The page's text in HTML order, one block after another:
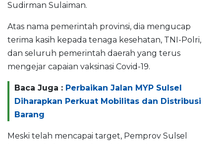
Sudirman Sulaiman.
Atas nama pemerintah provinsi, dia mengucap
terima kasih kepada tenaga kesehatan, TNI-Polri,
dan seluruh pemerintah daerah yang terus
mengejar capaian vaksinasi Covid-19.
Baca Juga : Perbaikan Jalan MYP Sulsel
Diharapkan Perkuat Mobilitas dan Distribusi
Barang
Meski telah mencapai target, Pemprov Sulsel